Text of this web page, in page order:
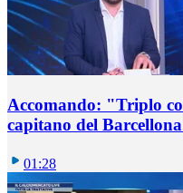
Accomando: "Triplo
capitano del
01:28